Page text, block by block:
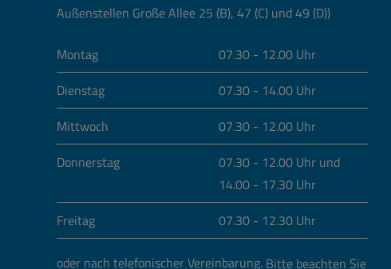
Außenstellen Große Allee 25 (B), 47 (C) und 49 (D))
Montag
07.30 - 12.00 Uhr
Dienstag
07.30 - 14.00 Uhr
Mittwoch
07.30 - 12.00 Uhr
Donnerstag
07.30 - 12.00 Uhr und
14.00 - 17.30 Uhr
Freitag
07.30 - 12.30 Uhr
oder nach telefonischer Vereinbarung. Bitte beachten Sie